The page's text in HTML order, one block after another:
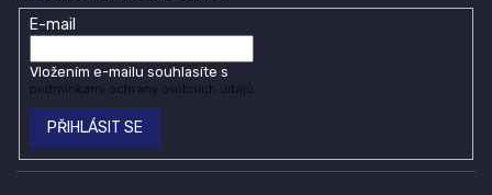
E-mail
Vložením e-mailu souhlasíte s
podmínkami ochrany osobních údajů
PŘIHLÁSIT SE